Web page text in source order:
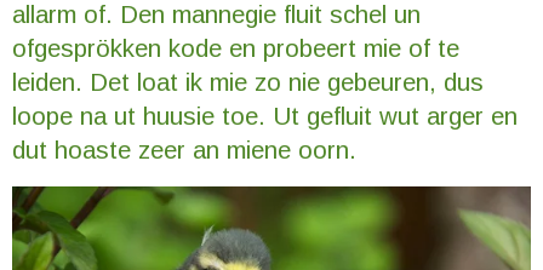
allarm of. Den mannegie fluit schel un
ofgesprökken kode en probeert mie of te
leiden. Det loat ik mie zo nie gebeuren, dus
loope na ut huusie toe. Ut gefluit wut arger en
dut hoaste zeer an miene oorn.